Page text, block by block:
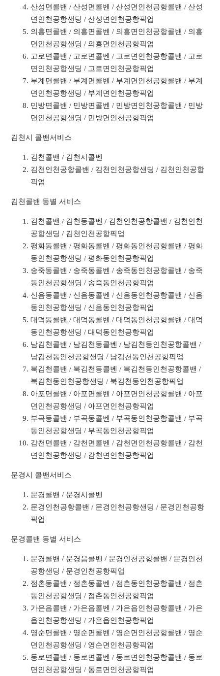
산성면콜밴 / 산성면콜벤 / 산성면인천공항콜밴 / 산성
면인천공항샌딩 / 산성면인천공항픽업
의흥면콜밴 / 의흥면콜벤 / 의흥면인천공항콜밴 / 의흥
면인천공항샌딩 / 의흥면인천공항픽업
고로면콜밴 / 고로면콜벤 / 고로면인천공항콜밴 / 고로
면인천공항샌딩 / 고로면인천공항픽업
부계면콜밴 / 부계면콜벤 / 부계면인천공항콜밴 / 부계
면인천공항샌딩 / 부계면인천공항픽업
민방면콜밴 / 민방면콜벤 / 민방면인천공항콜밴 / 민방
면인천공항샌딩 / 민방면인천공항픽업
김천시 콜밴서비스
김천콜밴 / 김천시콜벤
김천인천공항콜밴 / 김천인천공항샌딩 / 김천인천공항
픽업
김천콜밴 동별 서비스
김천콜밴 / 김천동콜벤 / 김천인천공항콜밴 / 김천인천
공항샌딩 / 김천인천공항픽업
평화동콜밴 / 평화동콜벤 / 평화동인천공항콜밴 / 평화
동인천공항샌딩 / 평화동인천공항픽업
송죽동콜밴 / 송죽동콜벤 / 송죽동인천공항콜밴 / 송죽
동인천공항샌딩 / 송죽동인천공항픽업
신음동콜밴 / 신음동콜벤 / 신음동인천공항콜밴 / 신음
동인천공항샌딩 / 신음동인천공항픽업
대덕동콜밴 / 대덕동콜벤 / 대덕동인천공항콜밴 / 대덕
동인천공항샌딩 / 대덕동인천공항픽업
남김천콜밴 / 남김천동콜벤 / 남김천동인천공항콜밴 /
남김천동인천공항샌딩 / 남김천동인천공항픽업
북김천콜밴 / 북김천동콜벤 / 북김천동인천공항콜밴 /
북김천동인천공항샌딩 / 북김천동인천공항픽업
아포면콜밴 / 아포면콜벤 / 아포면인천공항콜밴 / 아포
면인천공항샌딩 / 아포면인천공항픽업
부곡동콜밴 / 부곡동콜벤 / 부곡동인천공항콜밴 / 부곡
동인천공항샌딩 / 부곡동인천공항픽업
감천면콜밴 / 감천면콜벤 / 감천면인천공항콜밴 / 감천
면인천공항샌딩 / 감천면인천공항픽업
문경시 콜밴서비스
문경콜밴 / 문경시콜벤
문경인천공항콜밴 / 문경인천공항샌딩 / 문경인천공항
픽업
문경콜밴 동별 서비스
문경콜밴 / 문경읍콜벤 / 문경인천공항콜밴 / 문경인천
공항샌딩 / 문경인천공항픽업
점촌동콜밴 / 점촌동콜벤 / 점촌동인천공항콜밴 / 점촌
동인천공항샌딩 / 점촌동인천공항픽업
가은읍콜밴 / 가은읍콜벤 / 가은읍인천공항콜밴 / 가은
읍인천공항샌딩 / 가은읍인천공항픽업
영순면콜밴 / 영순면콜벤 / 영순면인천공항콜밴 / 영순
면인천공항샌딩 / 영순면인천공항픽업
동로면콜밴 / 동로면콜벤 / 동로면인천공항콜밴 / 동로
면인천공항샌딩 / 동로면인천공항픽업